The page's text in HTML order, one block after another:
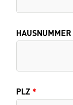
HAUSNUMMER
PLZ *